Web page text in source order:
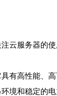
云服务器的
有高性能、
境和稳定的